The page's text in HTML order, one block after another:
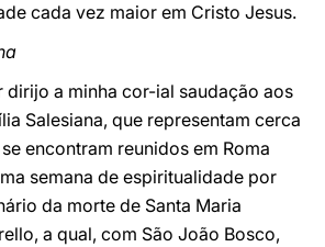
cada vez maior em Cristo Jesus.
dirijo a minha cor-ial saudação aos
Salesiana, que representam cerca
encontram reunidos em Roma
semana de espiritualidade por
da morte de Santa Maria
a qual, com São João Bosco,